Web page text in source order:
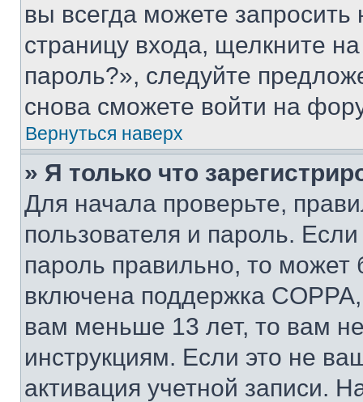
вы всегда можете
страницу входа, щелкните
пароль?», следуйте
снова сможете войти на
Вернуться наверх
» Я только что
Для начала проверьте,
пользователя и пароль.
пароль правильно, то может
включена поддержка
вам меньше 13 лет, то вам
инструкциям. Если это не
активация учетной записи.